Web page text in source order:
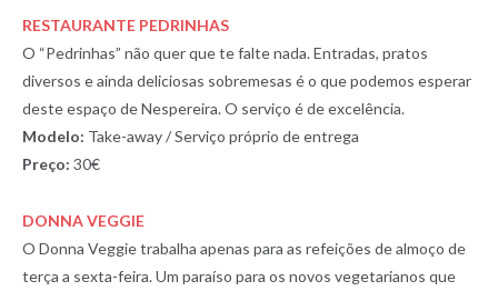
RESTAURANTE PEDRINHAS
O “Pedrinhas” não quer que te falte nada. Entradas, pratos
diversos e ainda deliciosas sobremesas é o que podemos esperar
deste espaço de Nespereira. O serviço é de excelência.
Modelo: Take-away / Serviço próprio de entrega
Preço: 30€
DONNA VEGGIE
O Donna Veggie trabalha apenas para as refeições de almoço de
terça a sexta-feira. Um paraíso para os novos vegetarianos que